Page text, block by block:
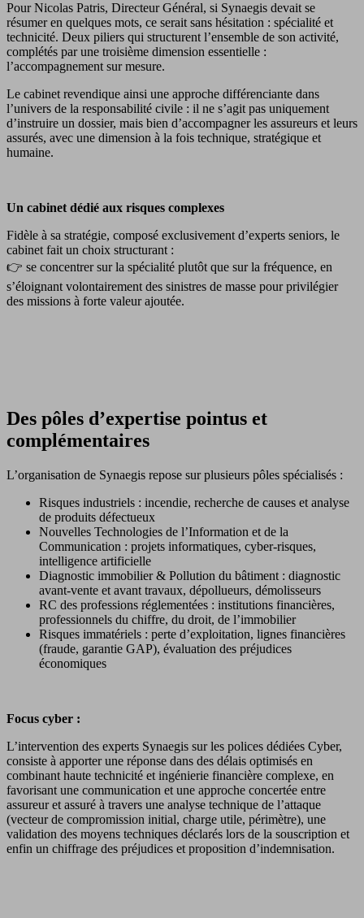
Pour Nicolas Patris, Directeur Général, si Synaegis devait se
résumer en quelques mots, ce serait sans hésitation : spécialité et
technicité. Deux piliers qui structurent l’ensemble de son activité,
complétés par une troisième dimension essentielle :
l’accompagnement sur mesure.
Le cabinet revendique ainsi une approche différenciante dans
l’univers de la responsabilité civile : il ne s’agit pas uniquement
d’instruire un dossier, mais bien d’accompagner les assureurs et leurs
assurés, avec une dimension à la fois technique, stratégique et
humaine.
Un cabinet dédié aux risques complexes
Fidèle à sa stratégie, composé exclusivement d’experts seniors, le
cabinet fait un choix structurant :
👉 se concentrer sur la spécialité plutôt que sur la fréquence, en
s’éloignant volontairement des sinistres de masse pour privilégier
des missions à forte valeur ajoutée.
Des pôles d’expertise pointus et
complémentaires
L’organisation de Synaegis repose sur plusieurs pôles spécialisés :
Risques industriels : incendie, recherche de causes et analyse
de produits défectueux
Nouvelles Technologies de l’Information et de la
Communication : projets informatiques, cyber-risques,
intelligence artificielle
Diagnostic immobilier & Pollution du bâtiment : diagnostic
avant-vente et avant travaux, dépollueurs, démolisseurs
RC des professions réglementées : institutions financières,
professionnels du chiffre, du droit, de l’immobilier
Risques immatériels : perte d’exploitation, lignes financières
(fraude, garantie GAP), évaluation des préjudices
économiques
Focus cyber :
L’intervention des experts Synaegis sur les polices dédiées Cyber,
consiste à apporter une réponse dans des délais optimisés en
combinant haute technicité et ingénierie financière complexe, en
favorisant une communication et une approche concertée entre
assureur et assuré à travers une analyse technique de l’attaque
(vecteur de compromission initial, charge utile, périmètre), une
validation des moyens techniques déclarés lors de la souscription et
enfin un chiffrage des préjudices et proposition d’indemnisation.